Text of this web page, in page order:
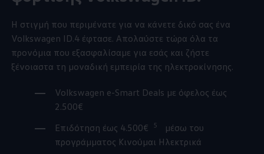
Η στιγμή που περιμένατε για να κάνετε δικό σας ένα
Volkswagen ID.4έφτασε. Απολαύστε τώρα όλα τα
προνόμια που εξασφαλίσαμε για εσάς και ζήστε
ξένοιαστα τη μοναδική εμπειρία της ηλεκτροκίνησης.
Volkswagen e-Smart Deals με όφελος έως
2.500€
Επιδότηση έως 4.500€
5
μέσω του
προγράμματος Κινούμαι Ηλεκτρικά